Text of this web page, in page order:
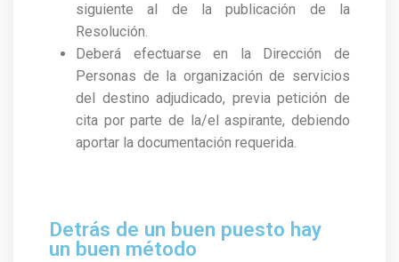
siguiente al de la publicación de la
Resolución.
Deberá efectuarse en la Dirección de
Personas de la organización de servicios
del destino adjudicado, previa petición de
cita por parte de la/el aspirante, debiendo
aportar la documentación requerida.
Detrás de un buen puesto hay
un buen método